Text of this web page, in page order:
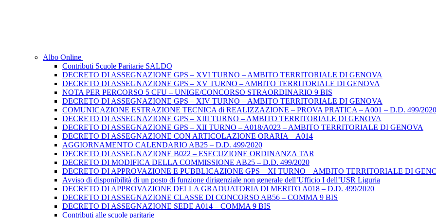
Albo Online
Contributi Scuole Paritarie SALDO
DECRETO DI ASSEGNAZIONE GPS – XVI TURNO – AMBITO TERRITORIALE DI GENOVA
DECRETO DI ASSEGNAZIONE GPS – XV TURNO – AMBITO TERRITORIALE DI GENOVA
NOTA PER PERCORSO 5 CFU – UNIGE/CONCORSO STRAORDINARIO 9 BIS
DECRETO DI ASSEGNAZIONE GPS – XIV TURNO – AMBITO TERRITORIALE DI GENOVA
COMUNICAZIONE ESTRAZIONE TECNICA di REALIZZAZIONE – PROVA PRATICA – A001 – D.D. 499/2020
DECRETO DI ASSEGNAZIONE GPS – XIII TURNO – AMBITO TERRITORIALE DI GENOVA
DECRETO DI ASSEGNAZIONE GPS – XII TURNO – A018/A023 – AMBITO TERRITORIALE DI GENOVA
DECRETO DI ASSEGNAZIONE CON ARTICOLAZIONE ORARIA – A014
AGGIORNAMENTO CALENDARIO AB25 – D.D. 499/2020
DECRETO DI ASSEGNAZIONE B022 – ESECUZIONE ORDINANZA TAR
DECRETO DI MODIFICA DELLA COMMISSIONE AB25 – D.D. 499/2020
DECRETO DI APPROVAZIONE E PUBBLICAZIONE GPS – XI TURNO – AMBITO TERRITORIALE DI
Avviso di disponibilità di un posto di funzione dirigenziale non generale dell’Ufficio I dell’USR Liguria
DECRETO DI APPROVAZIONE DELLA GRADUATORIA DI MERITO A018 – D.D. 499/2020
DECRETO DI ASSEGNAZIONE CLASSE DI CONCORSO AB56 – COMMA 9 BIS
DECRETO DI ASSEGNAZIONE SEDE A014 – COMMA 9 BIS
Contributi alle scuole paritarie